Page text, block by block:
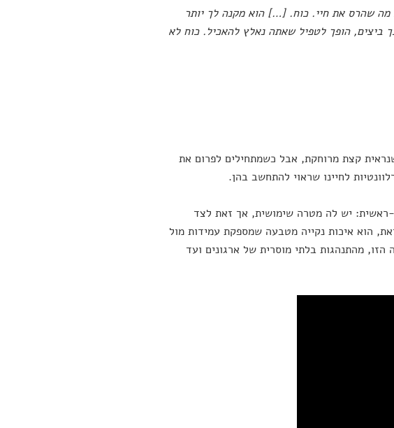
מה שהרס את חיי. כוח. […] הוא מקנה לך יותר
ביצים, הופך לטפיל שאתה נאלץ להאכיל. כוח לא
קצת מרוחקת, אבל כשמתחילים לפרום את
לחיינו שראוי להתחשב בהן.
ראשית: יש לה מטרה שימושית, אך זאת לצד
הוא איכות נקייה מטבעה שמספקת עמידות מול
מהתנהגות בלתי מוסרית של ארגונים ועד